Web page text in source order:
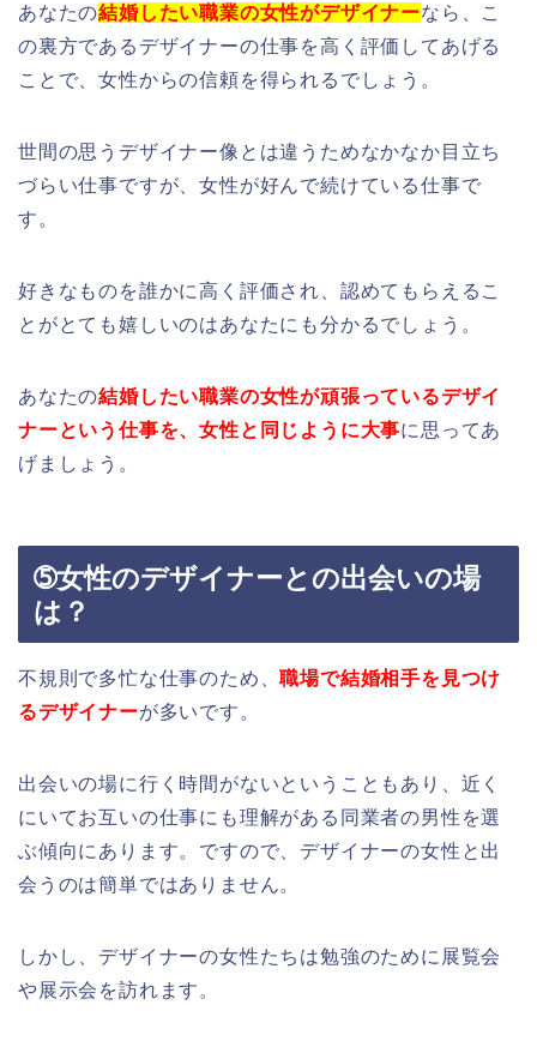
あなたの結婚したい職業の女性がデザイナーなら、こ
の裏方であるデザイナーの仕事を高く評価してあげる
ことで、女性からの信頼を得られるでしょう。
世間の思うデザイナー像とは違うためなかなか目立ち
づらい仕事ですが、女性が好んで続けている仕事で
す。
好きなものを誰かに高く評価され、認めてもらえるこ
とがとても嬉しいのはあなたにも分かるでしょう。
あなたの結婚したい職業の女性が頑張っているデザイ
ナーという仕事を、女性と同じように大事に思ってあ
げましょう。
➄女性のデザイナーとの出会いの場
は？
不規則で多忙な仕事のため、職場で結婚相手を見つけ
るデザイナーが多いです。
出会いの場に行く時間がないということもあり、近く
にいてお互いの仕事にも理解がある同業者の男性を選
ぶ傾向にあります。ですので、デザイナーの女性と出
会うのは簡単ではありません。
しかし、デザイナーの女性たちは勉強のために展覧会
や展示会を訪れます。